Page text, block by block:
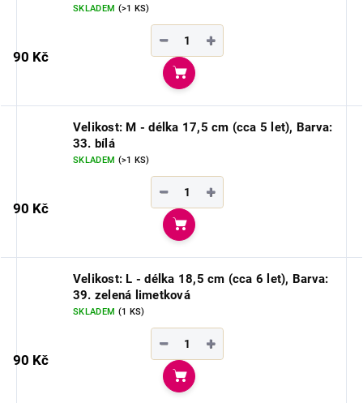
SKLADEM (>1 KS)
90 Kč
+
−
Do košíku
Velikost: M - délka 17,5 cm (cca 5 let), Barva:
33. bílá
SKLADEM (>1 KS)
90 Kč
+
−
Do košíku
Velikost: L - délka 18,5 cm (cca 6 let), Barva:
39. zelená limetková
SKLADEM (1 KS)
90 Kč
+
−
Do košíku